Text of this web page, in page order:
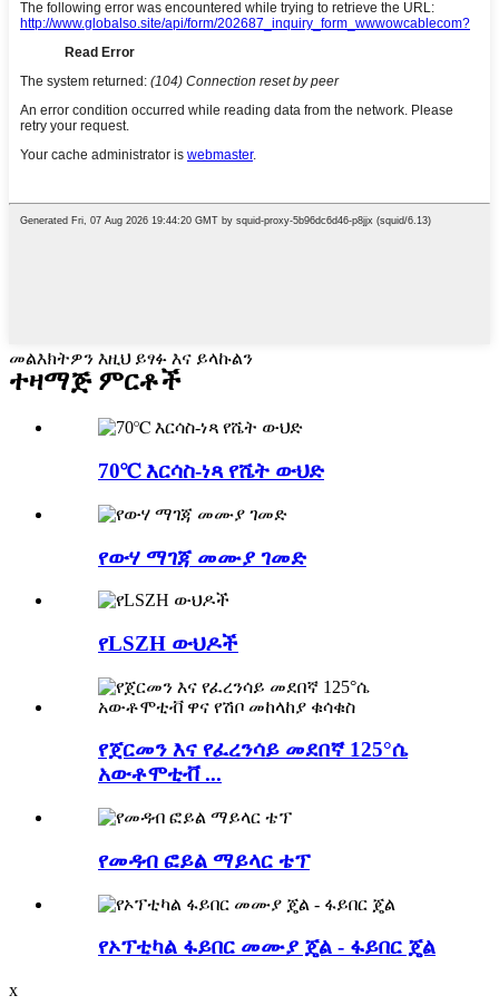
መልእክትዎን እዚህ ይፃፉ እና ይላኩልን
ተዛማጅ ምርቶች
70℃ እርሳስ-ነጻ የሼት ውህድ
የውሃ ማገጃ መሙያ ገመድ
የLSZH ውህዶች
የጀርመን እና የፈረንሳይ መደበኛ 125°ሴ
አውቶሞቲቭ ...
የመዳብ ፎይል ማይላር ቴፕ
የኦፕቲካል ፋይበር መሙያ ጄል - ፋይበር ጄል
x